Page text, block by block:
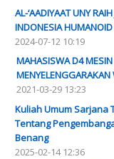
AL-‘AADIYAAT UNY
INDONESIA
2024-07-12 10:19
MAHASISWA D4
2021-03-29 13:23
Kuliah Umum Sarjana
Tentang
Benang
2025-02-14 12:36